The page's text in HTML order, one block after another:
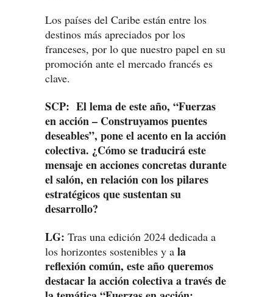
Los países del Caribe están entre los
destinos más apreciados por los
franceses, por lo que nuestro papel en su
promoción ante el mercado francés es
clave.
SCP: El lema de este año, “Fuerzas
en acción – Construyamos puentes
deseables”, pone el acento en la acción
colectiva. ¿Cómo se traducirá este
mensaje en acciones concretas durante
el salón, en relación con los pilares
estratégicos que sustentan su
desarrollo?
LG: Tras una edición 2024 dedicada a
los horizontes sostenibles y a la
reflexión común, este año queremos
destacar la acción colectiva a través de